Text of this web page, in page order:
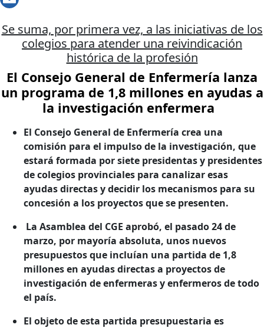
Se suma, por primera vez, a las iniciativas de los
colegios para atender una reivindicación
histórica de la profesión
El Consejo General de Enfermería lanza
un programa de 1,8 millones en ayudas a
la investigación enfermera
El Consejo General de Enfermería crea una
comisión para el impulso de la investigación, que
estará formada por siete presidentas y presidentes
de colegios provinciales para canalizar esas
ayudas directas y decidir los mecanismos para su
concesión a los proyectos que se presenten.
La Asamblea del CGE aprobó, el pasado 24 de
marzo, por mayoría absoluta, unos nuevos
presupuestos que incluían una partida de 1,8
millones en ayudas directas a proyectos de
investigación de enfermeras y enfermeros de todo
el país.
El objeto de esta partida presupuestaria es